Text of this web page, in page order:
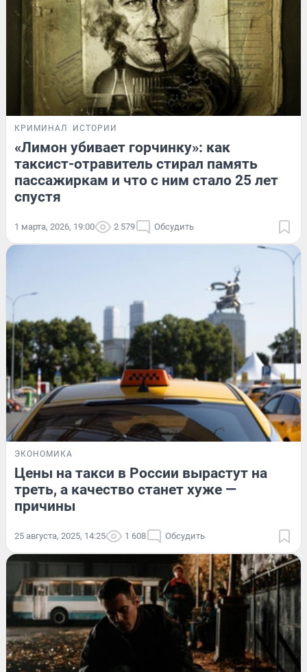
КРИМИНАЛ ИСТОРИИ
«Лимон убивает горчинку»: как
таксист-отравитель стирал память
пассажиркам и что с ним стало 25 лет
спустя
1 марта, 2026, 19:00 2 579 Обсудить
ЭКОНОМИКА
Цены на такси в России вырастут на
треть, а качество станет хуже —
причины
25 августа, 2025, 14:25 1 608 Обсудить